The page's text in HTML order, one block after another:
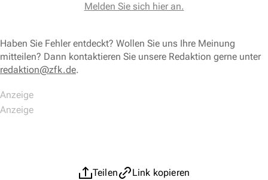
Melden Sie sich hier an.
Haben Sie Fehler entdeckt? Wollen Sie uns Ihre Meinung
mitteilen? Dann kontaktieren Sie unsere Redaktion gerne unter
redaktion@zfk.de.
Teilen
Link kopieren